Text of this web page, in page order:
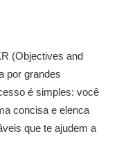
(Objectives and
por grandes
é simples: você
concisa e elenca
que te ajudem a